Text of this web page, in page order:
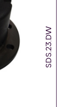
SDS.23.DW